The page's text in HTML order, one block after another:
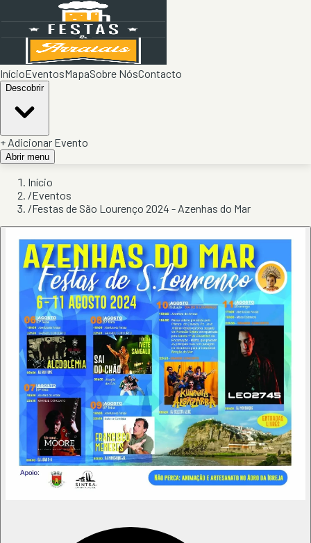
InícioEventosMapaSobre NósContacto
Descobrir
+ Adicionar Evento
Abrir menu
Início
/Eventos
/Festas de São Lourenço 2024 - Azenhas do Mar